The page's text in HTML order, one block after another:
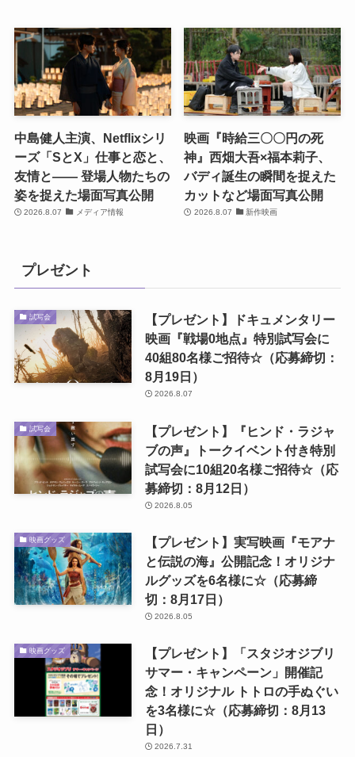
中島健人主演、Netflixシリ
ーズ「SとX」仕事と恋と、
友情と―― 登場人物たちの
姿を捉えた場面写真公開
2026.8.07 メディア情報
映画『時給三〇〇円の死
神』西畑大吾×福本莉子、
バディ誕生の瞬間を捉えた
カットなど場面写真公開
2026.8.07 新作映画
プレゼント
試写会
【プレゼント】ドキュメンタリー
映画『戦場0地点』特別試写会に
40組80名様ご招待☆（応募締切：
8月19日）
2026.8.07
試写会
【プレゼント】『ヒンド・ラジャ
ブの声』トークイベント付き特別
試写会に10組20名様ご招待☆（応
募締切：8月12日）
2026.8.05
映画グッズ
【プレゼント】実写映画『モアナ
と伝説の海』公開記念！オリジナ
ルグッズを6名様に☆（応募締
切：8月17日）
2026.8.05
映画グッズ
【プレゼント】「スタジオジブリ
サマー・キャンペーン」開催記
念！オリジナル トトロの手ぬぐい
を3名様に☆（応募締切：8月13
日）
2026.7.31